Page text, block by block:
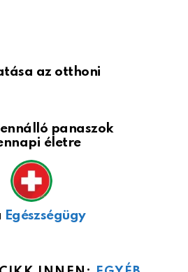
az otthoni
panaszok
életre
Egészségügy